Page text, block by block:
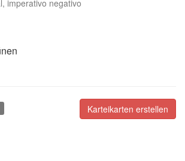
imperativo negativo
Karteikarten erstellen